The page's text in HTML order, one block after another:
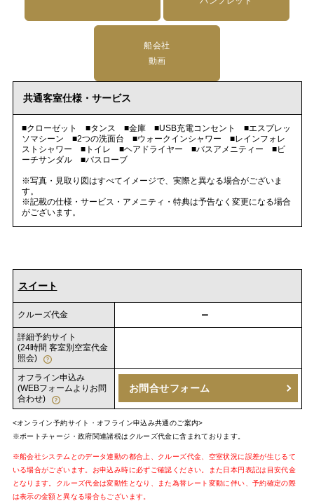
船会社
動画
共通客室仕様・サービス
■クローゼット ■タンス ■金庫 ■USB充電コンセント ■エスプレッ
ソマシーン ■2つの洗面台 ■ウォークインシャワー ■レインフォレ
ストシャワー ■トイレ ■ヘアドライヤー ■バスアメニティー ■ビ
ーチサンダル ■バスローブ
※写真・見取り図はすべてイメージで、実際と異なる場合がございま
す。
※記載の仕様・サービス・アメニティ・特典は予告なく変更になる場合
がございます。
スイート
クルーズ代金 －
詳細予約サイト
(24時間 客室別空室代金
照会)
オフライン申込み
(WEBフォームよりお問
合わせ)
お問合せフォーム
<オンライン予約サイト・オフライン申込み共通のご案内>
※ポートチャージ・政府関連諸税はクルーズ代金に含まれております。
※船会社システムとのデータ連動の都合上、クルーズ代金、空室状況に誤差が生じるて
いる場合がございます。お申込み時に必ずご確認ください。また日本円表記は目安代金
となります。クルーズ代金は変動性となり、また為替レート変動に伴い、予約確定の際
は表示の金額と異なる場合もございます。